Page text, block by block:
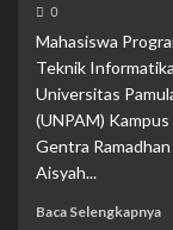
0
Mahasiswa
Teknik Informatika
Universitas
(UNPAM)
Gentra
Aisyah...
Baca Selengkapnya